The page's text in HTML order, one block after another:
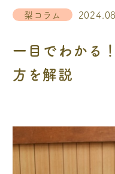
梨コラム
一目でわかる
方を解説